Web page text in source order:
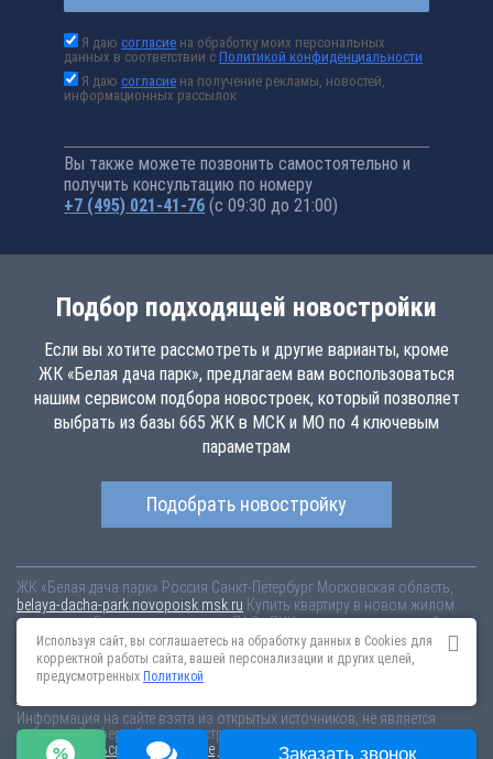
Я даюсогласие на обработку моих персональных
данных в соответствии сПолитикой конфиденциальности
Я даюсогласие на получение рекламы, новостей,
информационных рассылок
Вы также можете позвонить самостоятельно и
получить консультацию по номеру
+7 (495) 021-41-76 (с 09:30 до 21:00)
Подбор подходящей новостройки
Если вы хотите рассмотреть и другие варианты, кроме
ЖК «Белая дача парк», предлагаем вам воспользоваться
нашим сервисом подбора новостроек, который позволяет
выбрать из базы 665 ЖК в МСК и МО по 4 ключевым
параметрам
Подобрать новостройку
ЖК «Белая дача парк» Россия Санкт-Петербург Московская область,
belaya-dacha-park.novopoisk.msk.ru Купить квартиру в новом жилом
комплексе «Белая дача парк» от «ПАО «ПИК-специализированный
застройщик»» в г. Котельники. Квартиры различных планировок от
7.44 млн рублей!
Информация на сайте взята из открытых источников, не является
публичной офертой и распространяется для ознакомления.
Пользовательское соглашение
Соглашение о размещении
Используя сайт, вы соглашаетесь на обработку данных в Cookies для
корректной работы сайта, вашей персонализации и других целей,
предусмотренных Политикой
Заказать звонок